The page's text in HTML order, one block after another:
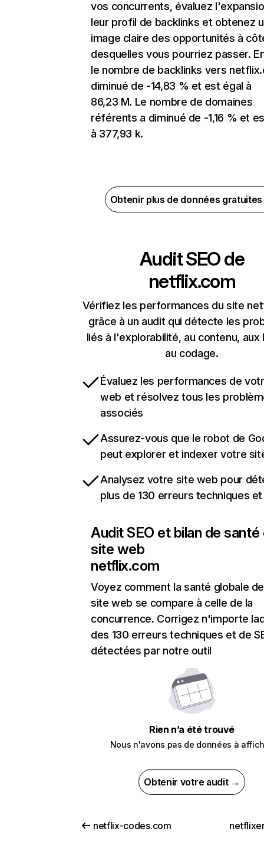
vos concurrents, évaluez
leur profil de backlinks et obtenez
image claire des opportunités à
desquelles vous pourriez passer.
le nombre de backlinks vers
diminué de -14,83 % et est égal à
86,23 M. Le nombre de domaines
référents a diminué de -1,16 % et
à 377,93 k.
Obtenir plus de données
Audit SEO de
netflix.com
Vérifiez les performances du site
grâce à un audit qui détecte les
liés à l'explorabilité, au contenu, aux
au codage.
Évaluez les performances de
web et résolvez tous les
associés
Assurez-vous que le robot de
peut explorer et indexer votre
Analysez votre site web pour
plus de 130 erreurs techniques et
Audit SEO et bilan de santé
site web
netflix.com
Voyez comment la santé globale
site web se compare à celle de la
concurrence. Corrigez n'importe
des 130 erreurs techniques et de
détectées par notre outil
Rien n’a été trouvé
Nous n'avons pas de données à
Obtenir votre audit →
netflix-codes.com